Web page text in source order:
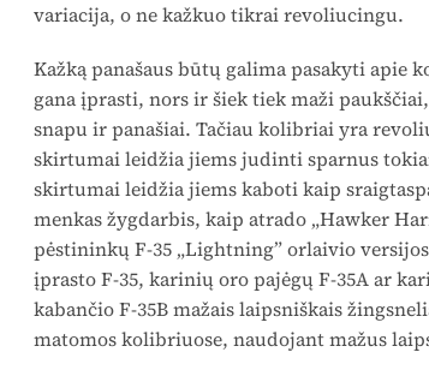
variacija, o ne kažkuo tikrai revoliucingu.
Kažką panašaus būtų galima pasakyti
gana įprasti, nors ir šiek tiek maži
snapu ir panašiai. Tačiau kolibriai yra
skirtumai leidžia jiems judinti sparnus
skirtumai leidžia jiems kaboti kaip
menkas žygdarbis, kaip atrado „Hawker
pėstininkų F-35 „Lightning” orlaivio
įprasto F-35, karinių oro pajėgų F-35A ar
kabančio F-35B mažais laipsniškais
matomos kolibriuose, naudojant mažus